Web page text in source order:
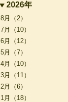
2026年
8月（2）
7月（10）
6月（12）
5月（7）
4月（10）
3月（11）
2月（6）
1月（18）